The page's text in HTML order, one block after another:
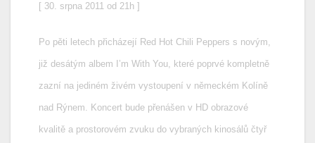
[ 30. srpna 2011 od 21h ]
Po pěti letech přicházejí Red Hot Chili Peppers s novým,
již desátým albem I’m With You, které poprvé kompletně
zazní na jediném živém vystoupení v německém Kolíně
nad Rýnem. Koncert bude přenášen v HD obrazové
kvalitě a prostorovém zvuku do vybraných kinosálů čtyř